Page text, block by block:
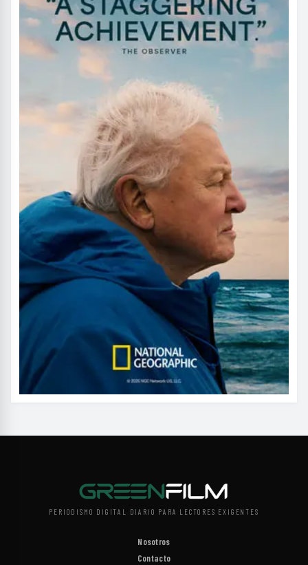
PERIODISMO DIGITAL DIARIO PARA LECTORES EXIGENTES
Nosotros
Contacto